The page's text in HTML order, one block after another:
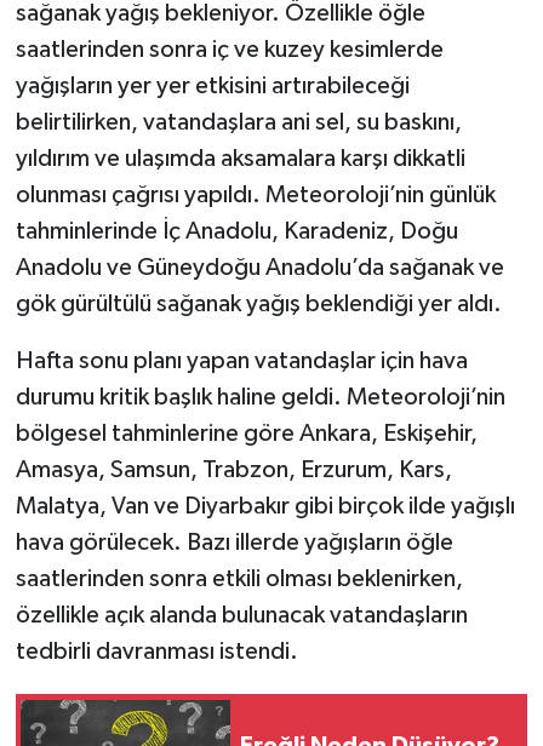
sağanak yağış bekleniyor. Özellikle öğle
saatlerinden sonra iç ve kuzey kesimlerde
yağışların yer yer etkisini artırabileceği
belirtilirken, vatandaşlara ani sel, su baskını,
yıldırım ve ulaşımda aksamalara karşı dikkatli
olunması çağrısı yapıldı. Meteoroloji’nin günlük
tahminlerinde İç Anadolu, Karadeniz, Doğu
Anadolu ve Güneydoğu Anadolu’da sağanak ve
gök gürültülü sağanak yağış beklendiği yer aldı.
Hafta sonu planı yapan vatandaşlar için hava
durumu kritik başlık haline geldi. Meteoroloji’nin
bölgesel tahminlerine göre Ankara, Eskişehir,
Amasya, Samsun, Trabzon, Erzurum, Kars,
Malatya, Van ve Diyarbakır gibi birçok ilde yağışlı
hava görülecek. Bazı illerde yağışların öğle
saatlerinden sonra etkili olması beklenirken,
özellikle açık alanda bulunacak vatandaşların
tedbirli davranması istendi.